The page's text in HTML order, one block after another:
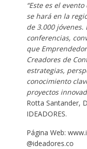
“Este es el
se hará en la
de 3.000 jóvenes.
conferencias,
que
Creadores de
estrategias,
conocimiento
proyectos
Rotta Santander,
IDEADORES.
Página Web:
@ideadores.co